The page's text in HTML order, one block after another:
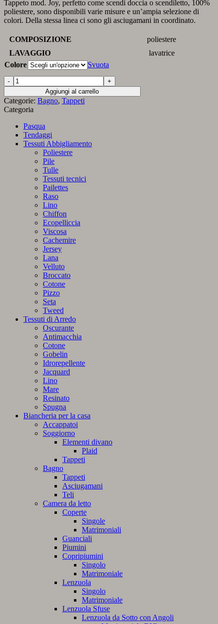
Tappeto mod. Joy, perfetto come scendi doccia o scendiletto, 100%
poliestere, sono disponibili varie misure e un’ampia selezione di
colori. Della stessa linea ci sono gli asciugamani in coordinato.
COMPOSIZIONE
poliestere
LAVAGGIO
lavatrice
Colore
Svuota
Tappeto
tinta
unita
mod.
Joy
misura
50x80
quantità
Aggiungi al carrello
Categorie: Bagno, Tappeti
Categoria
Pasqua
Tendaggi
Tessuti Abbigliamento
Poliestere
Pile
Tulle
Tessuti tecnici
Pailettes
Raso
Lino
Chiffon
Ecopelliccia
Viscosa
Cachemire
Jersey
Lana
Velluto
Broccato
Cotone
Pizzo
Seta
Tweed
Tessuti di Arredo
Oscurante
Antimacchia
Cotone
Gobelin
Idrorepellente
Jacquard
Lino
Mare
Resinato
Spugna
Biancheria per la casa
Accappatoi
Soggiorno
Elementi divano
Plaid
Tappeti
Bagno
Tappeti
Asciugamani
Teli
Camera da letto
Coperte
Singole
Matrimoniali
Guanciali
Piumini
Copripiumini
Singolo
Matrimoniale
Lenzuola
Singolo
Matrimoniale
Lenzuola Sfuse
Lenzuola da Sotto con Angoli